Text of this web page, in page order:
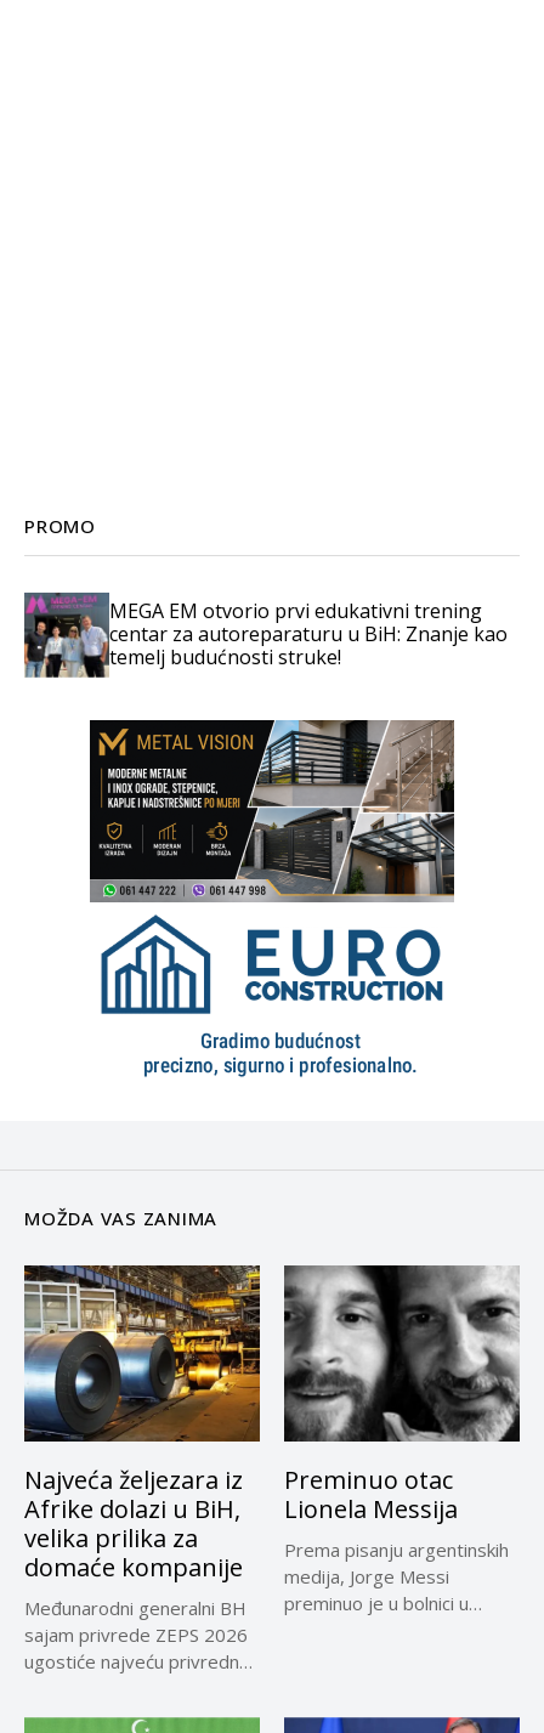
PROMO
MEGA EM otvorio prvi edukativni trening
centar za autoreparaturu u BiH: Znanje kao
temelj budućnosti struke!
MOŽDA VAS ZANIMA
Najveća željezara iz
Afrike dolazi u BiH,
velika prilika za
domaće kompanije
Međunarodni generalni BH
sajam privrede ZEPS 2026
ugostiće najveću privrednu
Preminuo otac
Lionela Messija
Prema pisanju argentinskih
medija, Jorge Messi
preminuo je u bolnici u